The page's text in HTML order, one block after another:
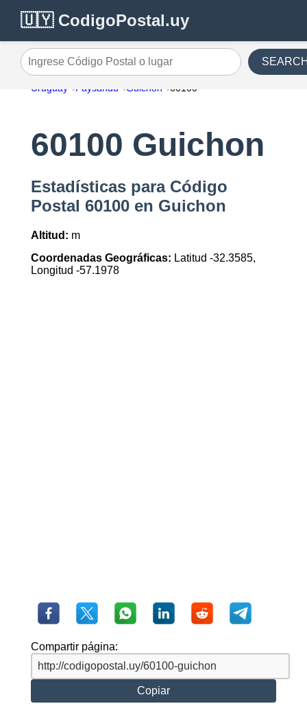
🇺🇾 CodigoPostal.uy
Ingrese Código Postal o lugar
Uruguay Paysandu Guichon 60100
60100 Guichon
Estadísticas para Código
Postal 60100 en Guichon
Altitud: m
Coordenadas Geográficas: Latitud -32.3585,
Longitud -57.1978
Compartir página:
Copiar